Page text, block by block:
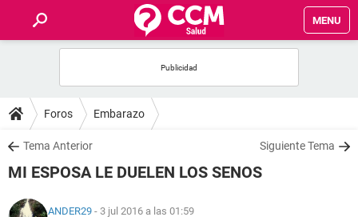
MENU
FOROS
SALUD
Foros Embarazo
Tema Anterior Siguiente Tema
MI ESPOSA LE DUELEN LOS SENOS
ANDER29 - 3 jul 2016 a las 01:59